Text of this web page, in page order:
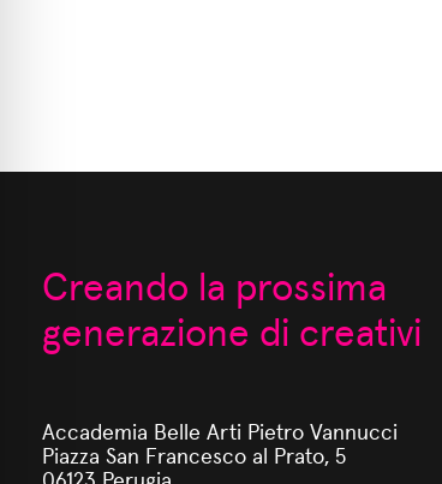
Creando la prossima
generazione di creativi
Accademia Belle Arti Pietro Vannucci
Piazza San Francesco al Prato, 5